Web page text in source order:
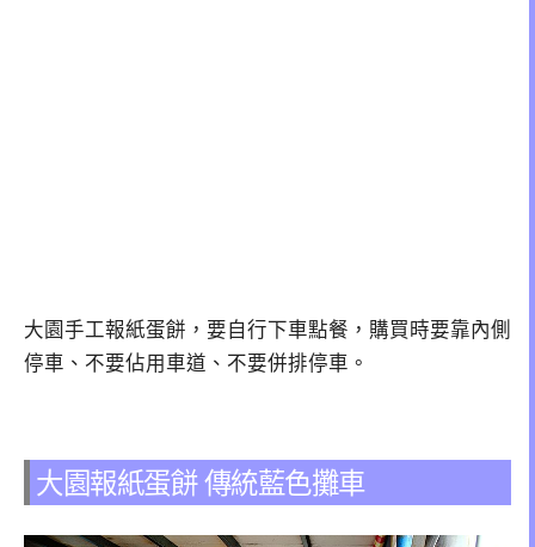
大園手工報紙蛋餅，要自行下車點餐，購買時要靠內側
停車、不要佔用車道、不要併排停車。
大園報紙蛋餅 傳統藍色攤車